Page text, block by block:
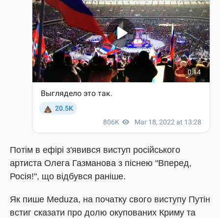
Потім в ефірі з'явився виступ російського
артиста Олега Газманова з піснею "Вперед,
Росія!", що відбувся раніше.
Як пише Meduza, на початку свого виступу Путін
встиг сказати про долю окупованих Криму та